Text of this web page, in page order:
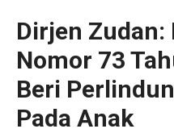
Dirjen
Nomor 73
Beri
Pada Anak